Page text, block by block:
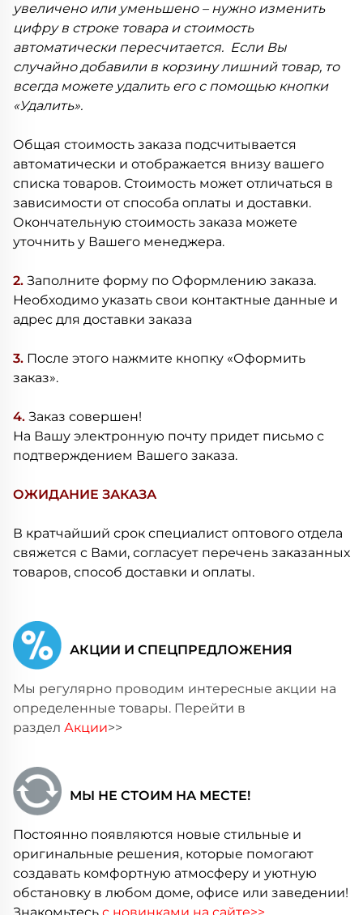
увеличено или уменьшено – нужно изменить
цифру в строке товара и стоимость
автоматически пересчитается. Если Вы
случайно добавили в корзину лишний товар, то
всегда можете удалить его с помощью кнопки
«Удалить».
Общая стоимость заказа подсчитывается
автоматически и отображается внизу вашего
списка товаров. Стоимость может отличаться в
зависимости от способа оплаты и доставки.
Окончательную стоимость заказа можете
уточнить у Вашего менеджера.
2. Заполните форму по Оформлению заказа.
Необходимо указать свои контактные данные и
адрес для доставки заказа
3. После этого нажмите кнопку «Оформить
заказ».
4. Заказ совершен!
На Вашу электронную почту придет письмо с
подтверждением Вашего заказа.
ОЖИДАНИЕ ЗАКАЗА
В кратчайший срок специалист оптового отдела
свяжется с Вами, согласует перечень заказанных
товаров, способ доставки и оплаты.
АКЦИИ И СПЕЦПРЕДЛОЖЕНИЯ
Мы регулярно проводим интересные акции на
определенные товары. Перейти в
раздел Акции>>
МЫ НЕ СТОИМ НА МЕСТЕ!
Постоянно появляются новые стильные и
оригинальные решения, которые помогают
создавать комфортную атмосферу и уютную
обстановку в любом доме, офисе или заведении!